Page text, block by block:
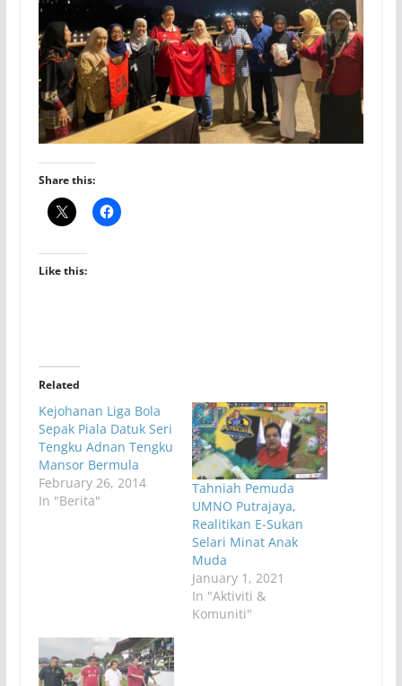
Share this:
Like this:
Related
Kejohanan Liga Bola
Sepak Piala Datuk Seri
Tengku Adnan Tengku
Mansor Bermula
February 26, 2014
In "Berita"
Tahniah Pemuda
UMNO Putrajaya,
Realitikan E-Sukan
Selari Minat Anak
Muda
January 1, 2021
In "Aktiviti &
Komuniti"